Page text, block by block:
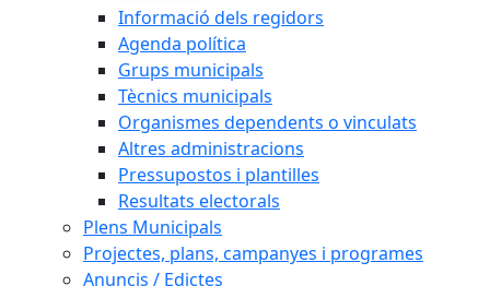
Informació dels regidors
Agenda política
Grups municipals
Tècnics municipals
Organismes dependents o vinculats
Altres administracions
Pressupostos i plantilles
Resultats electorals
Plens Municipals
Projectes, plans, campanyes i programes
Anuncis / Edictes